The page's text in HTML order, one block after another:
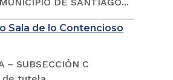
Sala de lo Contencioso
– SUBSECCIÓN C